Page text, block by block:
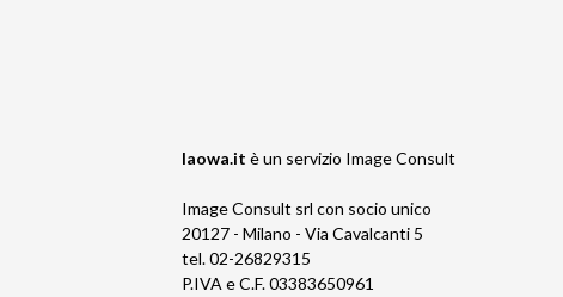
laowa.it è un servizio Image Consult
Image Consult srl con socio unico
20127 - Milano - Via Cavalcanti 5
tel. 02-26829315
P.IVA e C.F. 03383650961